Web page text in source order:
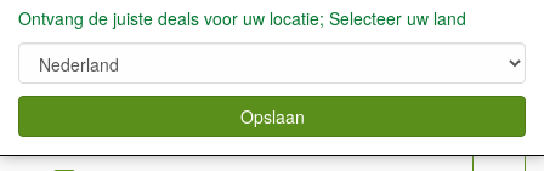
verkoop fruitbomen, bessen,aardbeien enz.
Ontvang de juiste deals voor uw locatie; Selecteer uw land
Opslaan